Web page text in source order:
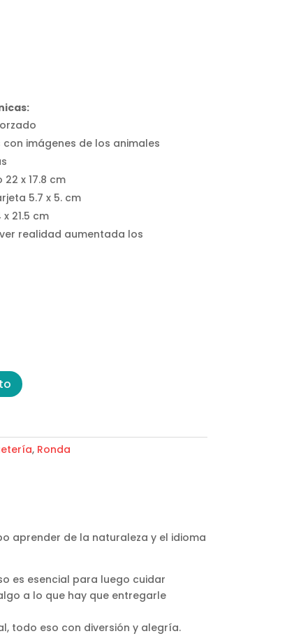
imágenes de los animales
x 17.8 cm
5.7 x 5. cm
21.5 cm
realidad aumentada los
, Ronda
aprender de la naturaleza y el idioma
es esencial para luego cuidar
a lo que hay que entregarle
todo eso con diversión y alegría.